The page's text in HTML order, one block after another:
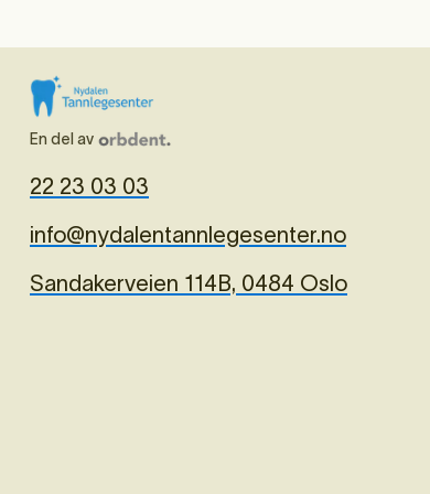
En del av
22 23 03 03
info@nydalentannlegesenter.no
Sandakerveien 114B, 0484 Oslo